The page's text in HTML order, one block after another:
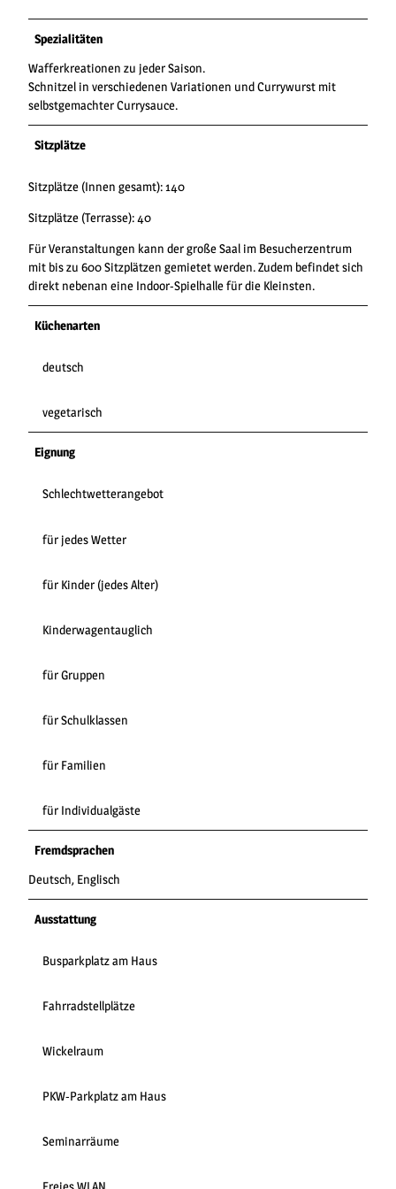
Spezialitäten
Wafferkreationen zu jeder Saison.
Schnitzel in verschiedenen Variationen und Currywurst mit
selbstgemachter Currysauce.
Sitzplätze
Sitzplätze (Innen gesamt): 140
Sitzplätze (Terrasse): 40
Für Veranstaltungen kann der große Saal im Besucherzentrum
mit bis zu 600 Sitzplätzen gemietet werden. Zudem befindet sich
direkt nebenan eine Indoor-Spielhalle für die Kleinsten.
Küchenarten
deutsch
vegetarisch
Eignung
Schlechtwetterangebot
für jedes Wetter
für Kinder (jedes Alter)
Kinderwagentauglich
für Gruppen
für Schulklassen
für Familien
für Individualgäste
Fremdsprachen
Deutsch, Englisch
Ausstattung
Busparkplatz am Haus
Fahrradstellplätze
Wickelraum
PKW-Parkplatz am Haus
Seminarräume